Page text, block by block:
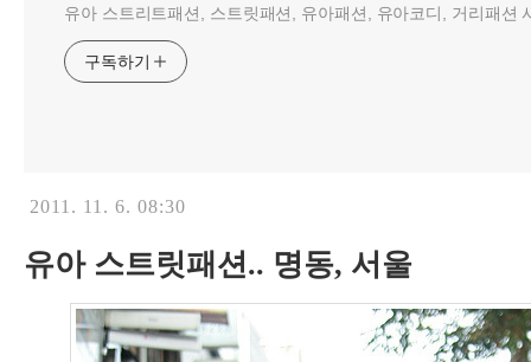
유아 스트리트패션, 스트릿패션, 유아패션, 유아코디, 거리패션
구독하기
2011. 11. 6. 08:30
유아 스트릿패션.. 명동, 서울